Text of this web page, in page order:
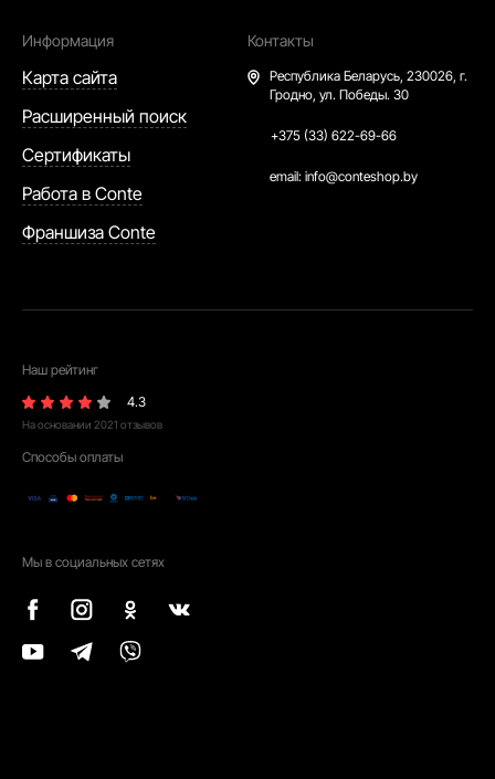
Информация
Карта сайта
Расширенный поиск
Сертификаты
Работа в Conte
Франшиза Conte
Контакты
Республика Беларусь, 230026, г.
Гродно, ул. Победы. 30
+375 (33) 622-69-66
email: info@conteshop.by
Наш рейтинг
4.3
На основании 2021 отзывов
Способы оплаты
Мы в социальных сетях